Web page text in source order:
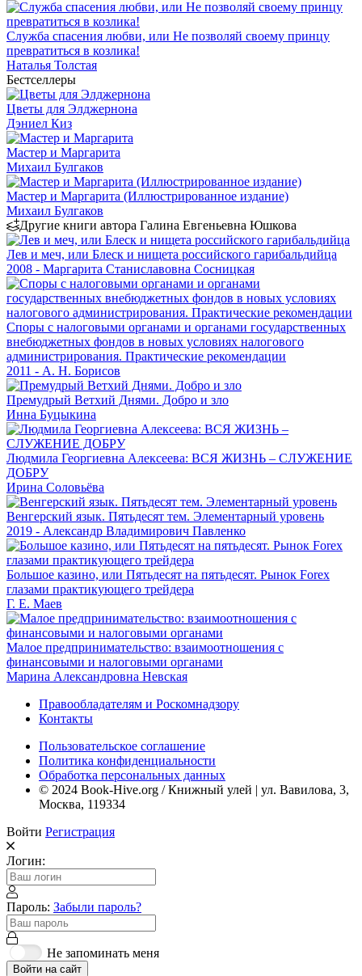
Служба спасения любви, или Не позволяй своему принцу
превратиться в козлика!
Наталья Толстая
Бестселлеры
Цветы для Элджернона
Дэниел Киз
Мастер и Маргарита
Михаил Булгаков
Мастер и Маргарита (Иллюстрированное издание)
Михаил Булгаков
Другие книги автора Галина Евгеньевна Юшкова
Лев и меч, или Блеск и нищета российского гарибальдийца
2008 - Маргарита Станиславовна Сосницкая
Споры с налоговыми органами и органами государственных
внебюджетных фондов в новых условиях налогового
администрирования. Практические рекомендации
2011 - А. Н. Борисов
Премудрый Ветхий Днями. Добро и зло
Инна Буцыкина
Людмила Георгиевна Алексеева: ВСЯ ЖИЗНЬ – СЛУЖЕНИЕ
ДОБРУ
Ирина Соловьёва
Венгерский язык. Пятьдесят тем. Элементарный уровень
2019 - Александр Владимирович Павленко
Большое казино, или Пятьдесят на пятьдесят. Рынок Forex
глазами практикующего трейдера
Г. Е. Маев
Малое предпринимательство: взаимоотношения с
финансовыми и налоговыми органами
Марина Александровна Невская
Правообладателям и Роскомнадзору
Контакты
Пользовательское соглашение
Политика конфиденциальности
Обработка персональных данных
© 2024 Book-Hive.org / Книжный улей | ул. Вавилова, 3,
Москва, 119334
Войти Регистрация
Логин:
Пароль: Забыли пароль?
Не запоминать меня
Войти на сайт